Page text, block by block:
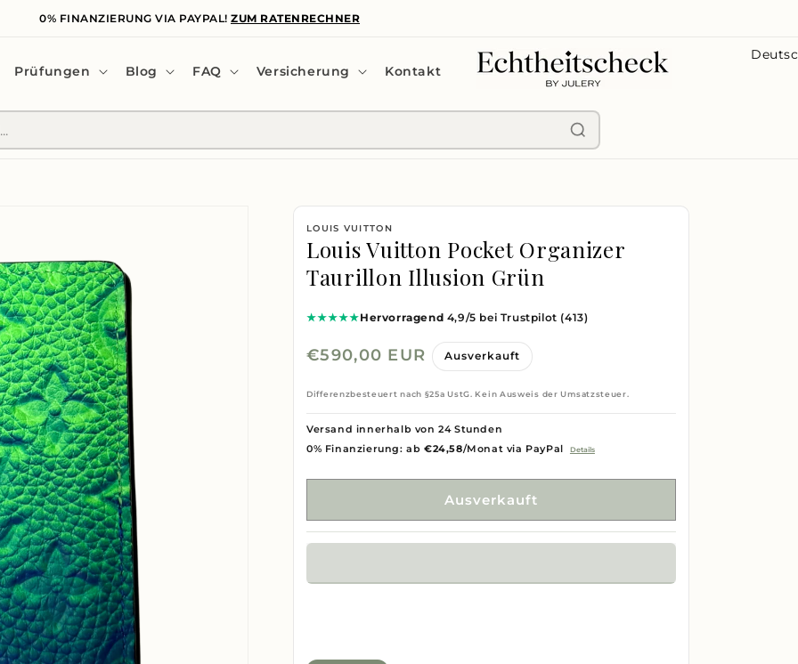
0% FINANZIERUNG VIA PAYPAL! ZUM RATENRECHNER
Prüfungen Blog FAQ Versicherung Kontakt
L
LOUIS VUITTON
Louis Vuitton Pocket Organizer
Taurillon Illusion Grün
★★★★★Hervorragend 4,9/5 bei Trustpilot (413)
Normaler
€590,00 EUR Ausverkauft
Differenzbesteuert nach §25a UstG. Kein Ausweis der Umsatzsteuer.
Versand innerhalb von 24 Stunden
0% Finanzierung: ab €24,58/Monat via PayPal Details
Ausverkauft